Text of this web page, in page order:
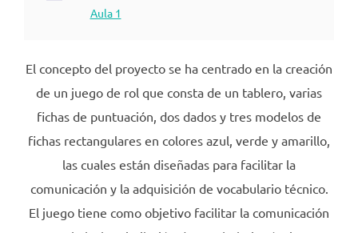
Aula 1
El concepto del proyecto se ha centrado en la creación
de un juego de rol que consta de un tablero, varias
fichas de puntuación, dos dados y tres modelos de
fichas rectangulares en colores azul, verde y amarillo,
las cuales están diseñadas para facilitar la
comunicación y la adquisición de vocabulario técnico.
El juego tiene como objetivo facilitar la comunicación